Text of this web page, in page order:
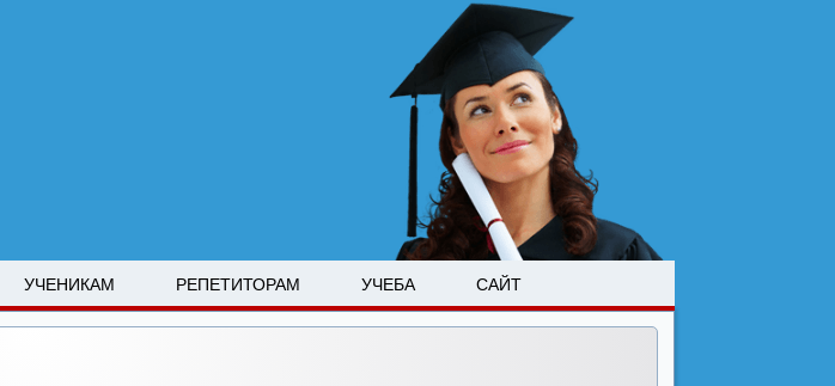
УЧЕНИКАМ РЕПЕТИТОРАМ УЧЕБА САЙТ